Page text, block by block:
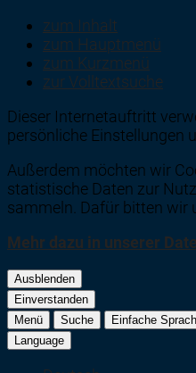
zum Inhalt
zum Hauptmenü
zum Kurzmenü
zur Volltextsuche
Dieser Internetauftritt
persönliche Einstellungen
Außerdem möchten wir
statistische Daten zur
sammeln. Dafür bitten wir
Mehr dazu in unserer
Ausblenden
Einverstanden
Menü
Suche
Einfache
Language